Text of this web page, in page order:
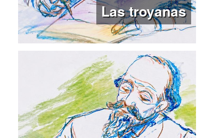
Las troyanas